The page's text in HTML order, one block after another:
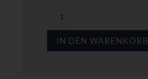
Menge
IN DEN WARENKORB